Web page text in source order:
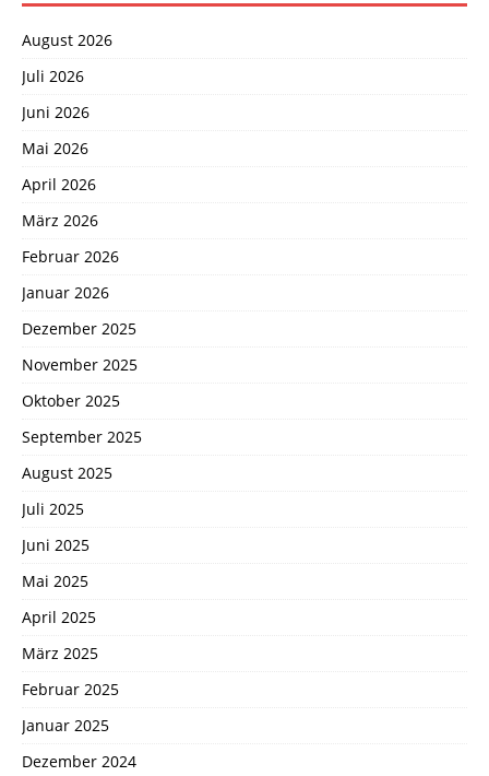
August 2026
Juli 2026
Juni 2026
Mai 2026
April 2026
März 2026
Februar 2026
Januar 2026
Dezember 2025
November 2025
Oktober 2025
September 2025
August 2025
Juli 2025
Juni 2025
Mai 2025
April 2025
März 2025
Februar 2025
Januar 2025
Dezember 2024